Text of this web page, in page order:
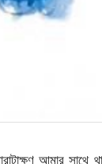
আমার সাথে